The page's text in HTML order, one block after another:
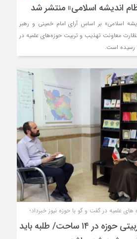
اندیشه اسلامی» منتشر شد
اسلامی» بر اساس آرای امام خمینی و رهبر
معاونت تهذیب و تربیت حوزه‌های علمیه در
علمیه در گفت و گو با حوزه نیوز خبرداد؛
تدوین نظام نامه تربیتی حوزه در ۱۴ ساحت/ طلبه باید